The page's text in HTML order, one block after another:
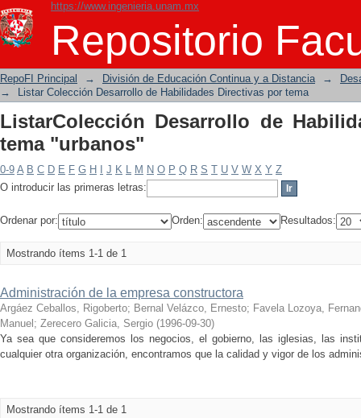
https://www.ingenieria.unam.mx
Repositorio
ListarColección Desarrollo de
RepoFI Principal → División de Educación Continua y a Distancia →
→
Listar Colección Desarrollo de Habilidades Directivas por tema
ListarColección Desarrollo de
tema "urbanos"
0-9 A B C D E F G H J K L M N O P Q R S T U V W X Y Z
O introducir las primeras letras:
Ordenar por: Orden: Resultados:
Mostrando ítems 1-1 de 1
Administración de la empresa constructora
Argáez Ceballos, Rigoberto; Bernal Velázco, Ernesto; Favela Lozoya,
Manuel ; Zerecero Galicia, Sergio (1996-09-30)
Ya sea que consideremos los negocios, el gobierno, las iglesias, las
cualquier otra organización, encontramos que la calidad y vigor de los
Mostrando ítems 1-1 de 1